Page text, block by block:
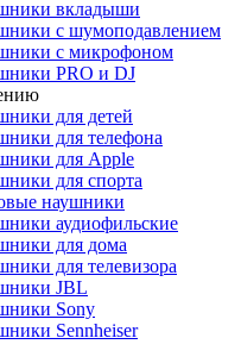
вкладыши
с шумоподавлением
с микрофоном
PRO и DJ
для детей
для телефона
для Apple
для спорта
наушники
аудиофильские
для дома
для телевизора
JBL
Sony
Sennheiser